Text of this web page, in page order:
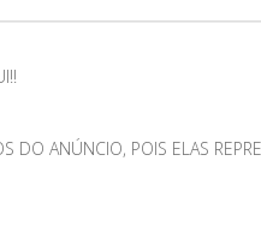
DO ANÚNCIO, POIS ELAS